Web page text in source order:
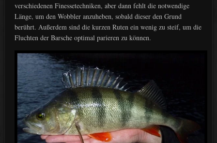
verschiedenen Finessetechniken, aber dann fehlt die notwendige
Länge, um den Wobbler anzuheben, sobald dieser den Grund
berührt. Außerdem sind die kurzen Ruten ein wenig zu steif, um die
Fluchten der Barsche optimal parieren zu können.